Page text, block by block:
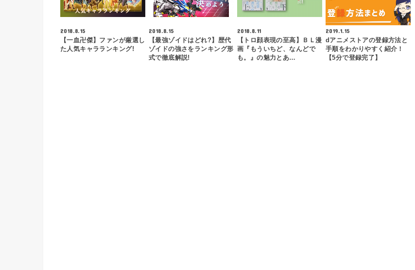
2018.8.15
【一血卍傑】ファンが厳選し
た人気キャラランキング!
2018.8.15
【最強ゾイドはどれ?】歴代
ゾイドの強さをランキング形
式で徹底解説!
2018.8.11
【トロ顔表現の至高】ＢＬ漫
画『もういちど、なんどで
も。』の魅力とあ…
2019.1.15
dアニメストアの登録方法と
手順をわかりやすく紹介！
【5分で登録完了】